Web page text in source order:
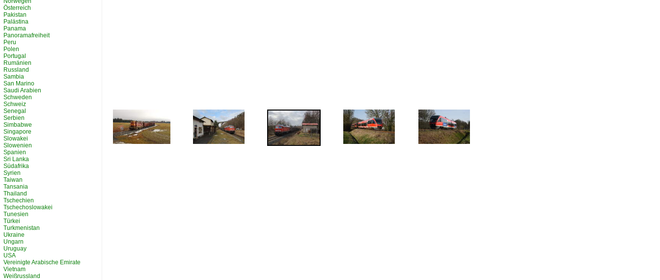
Österreich
Pakistan
Palästina
Panama
Panoramafreiheit
Peru
Polen
Portugal
Rumänien
Russland
Sambia
San Marino
Saudi Arabien
Schweden
Schweiz
Senegal
Serbien
Simbabwe
Singapore
Slowakei
Slowenien
Spanien
Sri Lanka
Südafrika
Syrien
Taiwan
Tansania
Thailand
Tschechien
Tschechoslowakei
Tunesien
Türkei
Turkmenistan
Ukraine
Ungarn
Uruguay
USA
Vereinigte Arabische Emirate
Vietnam
Weißrussland